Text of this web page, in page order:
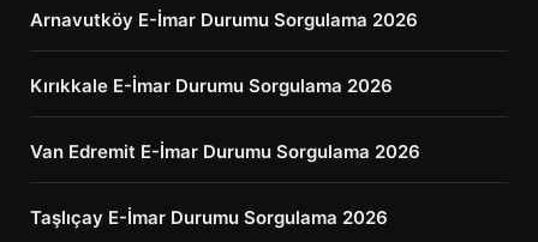
Arnavutköy E-İmar Durumu Sorgulama 2026
Kırıkkale E-İmar Durumu Sorgulama 2026
Van Edremit E-İmar Durumu Sorgulama 2026
Taşlıçay E-İmar Durumu Sorgulama 2026